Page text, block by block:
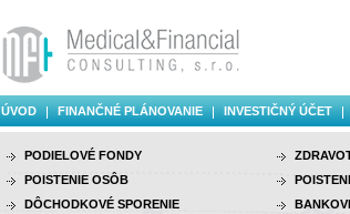
ÚVOD FINANČNÉ PLÁNOVANIE INVESTIČNÝ ÚČET
PODIELOVÉ FONDY
POISTENIE OSÔB
DÔCHODKOVÉ SPORENIE